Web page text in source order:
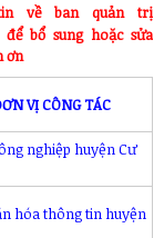
về ban quản trị
để bổ sung hoặc sửa
ơn
VỊ CÔNG TÁC
nghiệp huyện Cư
hóa thông tin huyện